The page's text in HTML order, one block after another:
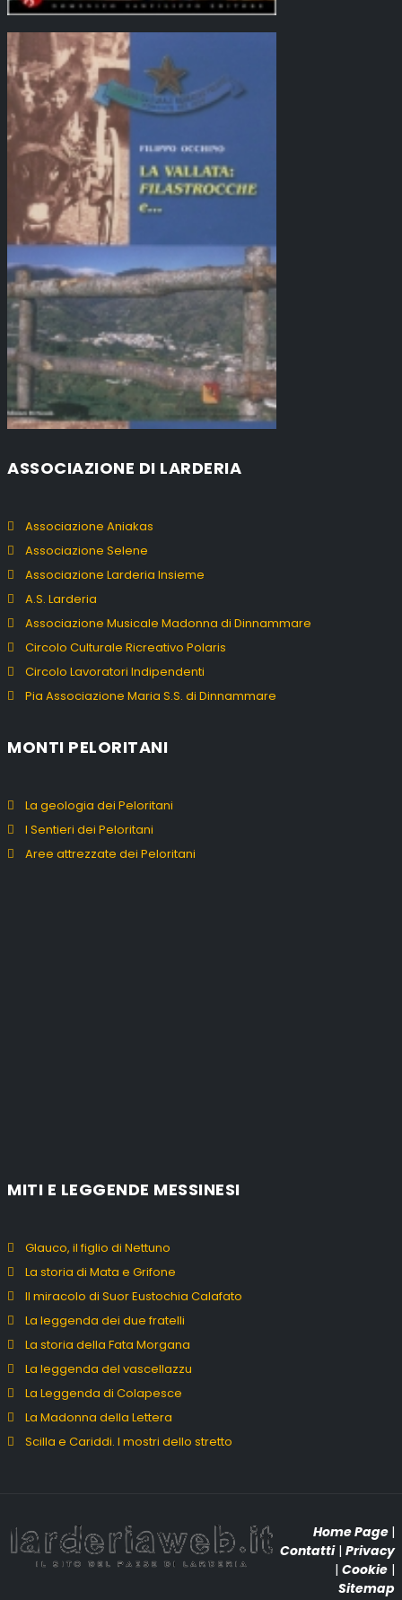
ASSOCIAZIONE DI LARDERIA
Associazione Aniakas
Associazione Selene
Associazione Larderia Insieme
A.S. Larderia
Associazione Musicale Madonna di Dinnammare
Circolo Culturale Ricreativo Polaris
Circolo Lavoratori Indipendenti
Pia Associazione Maria S.S. di Dinnammare
MONTI PELORITANI
La geologia dei Peloritani
I Sentieri dei Peloritani
Aree attrezzate dei Peloritani
MITI E LEGGENDE MESSINESI
Glauco, il figlio di Nettuno
La storia di Mata e Grifone
Il miracolo di Suor Eustochia Calafato
La leggenda dei due fratelli
La storia della Fata Morgana
La leggenda del vascellazzu
La Leggenda di Colapesce
La Madonna della Lettera
Scilla e Cariddi. I mostri dello stretto
Home Page |
Contatti| Privacy
| Cookie |
Sitemap